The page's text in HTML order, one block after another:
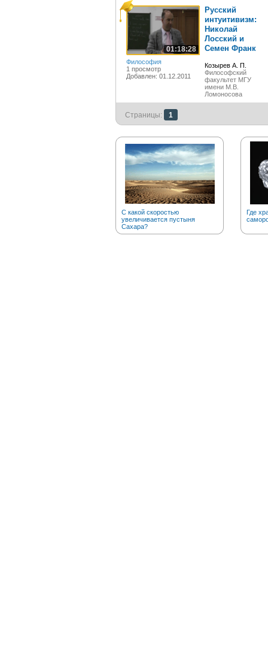
01:18:28
Философия
1 просмотр
Добавлен: 01.12.2011
Русский
интуитивизм:
Николай
Лосский и
Семен Франк
Козырев А. П.
Философский
факультет МГУ
имени М.В.
Ломоносова
Страницы: 1
С какой скоростью
увеличивается пустыня
Сахара?
Где